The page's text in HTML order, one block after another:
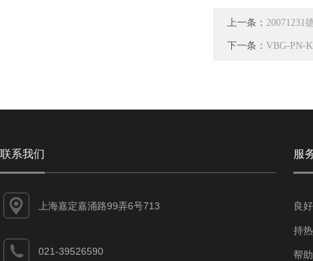
上一条： 20071231
下一条： VBG-PN-
联系我们
上海嘉定嘉涌路99弄6号713
021-39526590
服
良
持
帮